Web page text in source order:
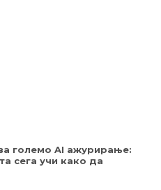
големо AI ажурирање:
сега учи како да